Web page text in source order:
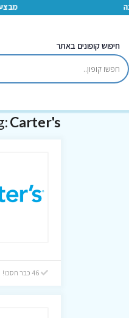
חיפוש קופונים באתר
Carter's קוד קופון
46 כבר חסכו! 0 היום